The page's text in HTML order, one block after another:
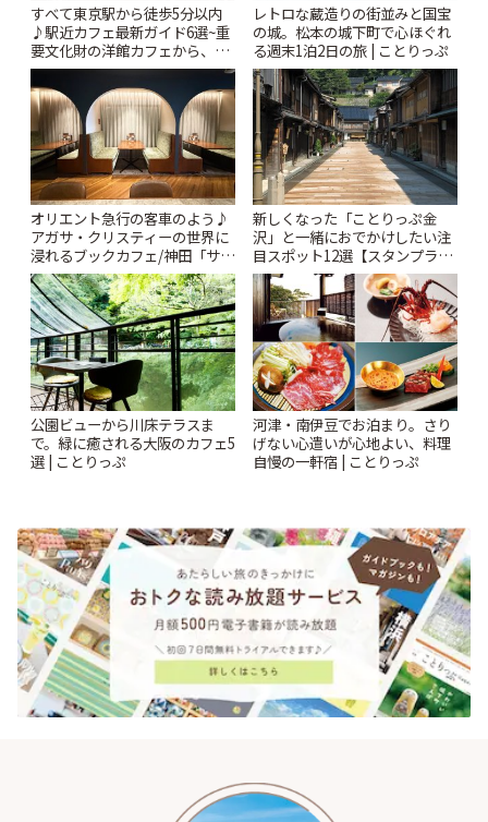
すべて東京駅から徒歩5分以内
♪駅近カフェ最新ガイド6選~重
要文化財の洋館カフェから、改
札すぐのレトロ喫茶まで~ | こと
りっぷ
レトロな蔵造りの街並みと国宝
の城。松本の城下町で心ほぐれ
る週末1泊2日の旅 | ことりっぷ
オリエント急行の客車のよう♪
アガサ・クリスティーの世界に
浸れるブックカフェ/神田「サロ
ンクリスティ」 | ことりっぷ
新しくなった「ことりっぷ金
沢」と一緒におでかけしたい注
目スポット12選【スタンプラリ
ー開催中】 | ことりっぷ
公園ビューから川床テラスま
で。緑に癒される大阪のカフェ5
選 | ことりっぷ
河津・南伊豆でお泊まり。さり
げない心遣いが心地よい、料理
自慢の一軒宿 | ことりっぷ